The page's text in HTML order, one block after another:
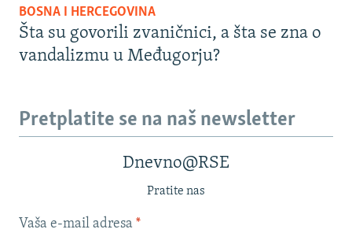
BOSNA I HERCEGOVINA
Šta su govorili zvaničnici, a šta se zna o
vandalizmu u Međugorju?
Pretplatite se na naš newsletter
Dnevno@RSE
Pratite nas
Vaša e-mail adresa *